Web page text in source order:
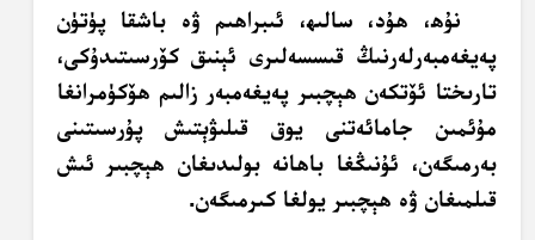
نۇھ، ھۇد، سالىھ، ئىبراھىم ۋە باشقا پۈتۈن
پەيغەمبەرلەرنىڭ قىسسەلىرى ئېنىق كۆرسىتىدۇكى،
تارىختا ئۆتكەن ھېچبىر پەيغەمبەر زالىم ھۆكۈمرانغا
مۇئمىن جامائەتنى يوق قىلىۋېتىش پۇرسىتىنى
بەرمىگەن، ئۇنىڭغا باھانە بولىدىغان ھېچبىر ئىش
قىلمىغان ۋە ھېچبىر يولغا كىرمىگەن.